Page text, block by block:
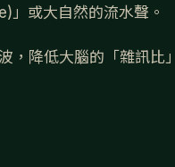
」或大自然的流水聲。
，降低大腦的「雜訊比